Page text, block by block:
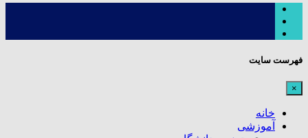
فهرست سایت
×
خانه
آموزشی